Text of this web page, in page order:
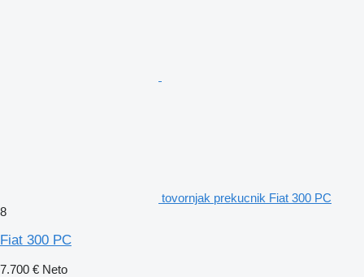
tovornjak prekucnik Fiat 300 PC
8
Fiat 300 PC
7.700 € Neto